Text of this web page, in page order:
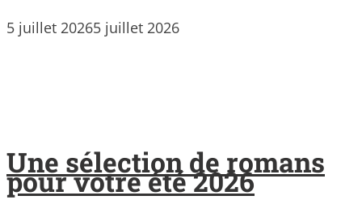
5 juillet 20265 juillet 2026
Une sélection de romans
pour votre été 2026